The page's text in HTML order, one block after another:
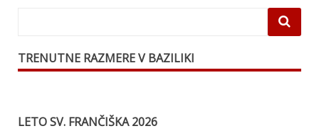
TRENUTNE RAZMERE V BAZILIKI
LETO SV. FRANČIŠKA 2026